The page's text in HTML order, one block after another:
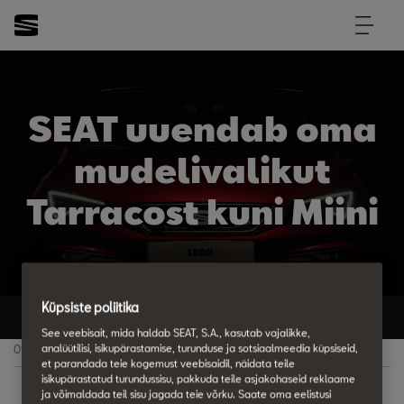
SEAT uuendab oma
mudelivalikut
Tarracost kuni Miini
Tagasi uudiste ja sündmuste juurde
09.07.2019.
Küpsiste poliitika
See veebisait, mida haldab SEAT, S.A., kasutab vajalikke,
analüütilisi, isikupärastamise, turunduse ja sotsiaalmeedia küpsiseid,
et parandada teie kogemust veebisaidil, näidata teile
isikupärastatud turundussisu, pakkuda teile asjakohaseid reklaame
ja võimaldada teil sisu jagada teie võrku. Saate oma eelistusi